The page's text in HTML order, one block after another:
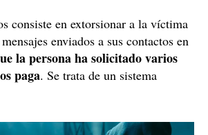
consiste en extorsionar a la víctima
enviados a sus contactos en
la persona ha solicitado varios
paga. Se trata de un sistema